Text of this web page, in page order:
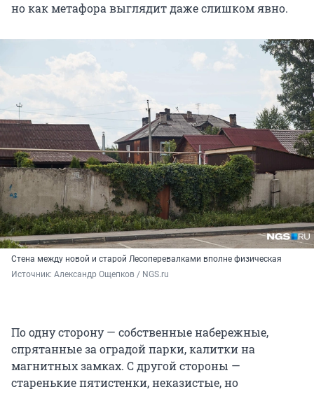
но как метафора выглядит даже слишком явно.
Стена между новой и старой Лесоперевалками вполне физическая
Источник: Александр Ощепков / NGS.ru
По одну сторону — собственные набережные,
спрятанные за оградой парки, калитки на
магнитных замках. С другой стороны —
старенькие пятистенки, неказистые, но